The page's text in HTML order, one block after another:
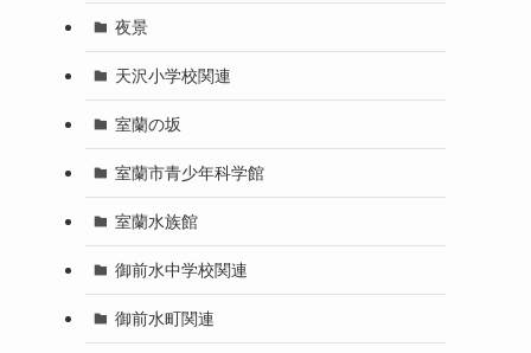
夜景
天沢小学校関連
室蘭の坂
室蘭市青少年科学館
室蘭水族館
御前水中学校関連
御前水町関連